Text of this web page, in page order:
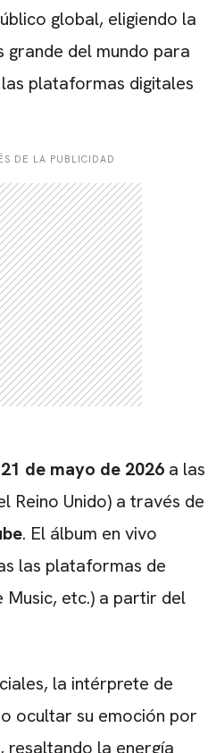
global, eligiendo la
del mundo para
plataformas digitales
DE LA PUBLICIDAD
21 de mayo de 2026 a las
Reino Unido) a través de
. El álbum en vivo
las plataformas de
Music, etc.) a partir del
la intérprete de
ocultar su emoción por
la energía